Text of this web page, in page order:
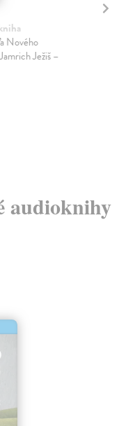
Nového
Ježiš –
audioknihy